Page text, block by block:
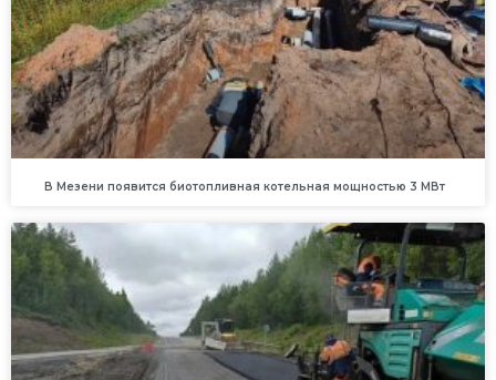
В Мезени появится биотопливная котельная мощностью 3 МВт